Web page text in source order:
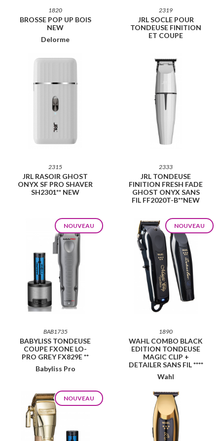
1820
BROSSE POP UP BOIS
NEW
Delorme
2319
JRL SOCLE POUR
TONDEUSE FINITION
ET COUPE
2315
JRL RASOIR GHOST
ONYX SF PRO SHAVER
SH2301** NEW
2333
JRL TONDEUSE
FINITION FRESH FADE
GHOST ONYX SANS
FIL FF2020T-B**NEW
NOUVEAU
BAB1735
BABYLISS TONDEUSE
COUPE FXONE LO-
PRO GREY FX829E **
Babyliss Pro
NOUVEAU
1890
WAHL COMBO BLACK
EDITION TONDEUSE
MAGIC CLIP +
DETAILER SANS FIL ****
Wahl
NOUVEAU